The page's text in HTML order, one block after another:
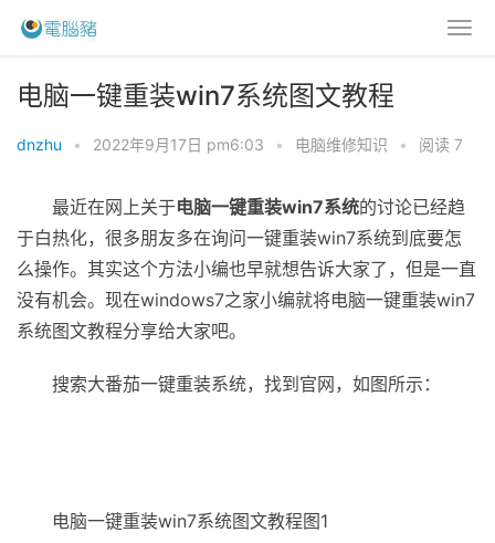
电脑一键重装win7系统图文教程
dnzhu • 2022年9月17日 pm6:03 • 电脑维修知识 • 阅读 7
最近在网上关于电脑一键重装win7系统的讨论已经趋
于白热化，很多朋友多在询问一键重装win7系统到底要怎
么操作。其实这个方法小编也早就想告诉大家了，但是一直
没有机会。现在windows7之家小编就将电脑一键重装win7
系统图文教程分享给大家吧。
搜索大番茄一键重装系统，找到官网，如图所示：
电脑一键重装win7系统图文教程图1